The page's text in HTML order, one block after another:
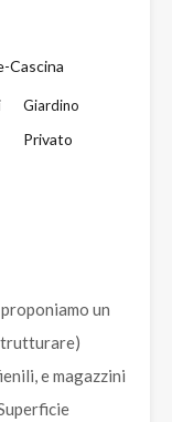
Cascina
Giardino
Privato
un
e magazzini